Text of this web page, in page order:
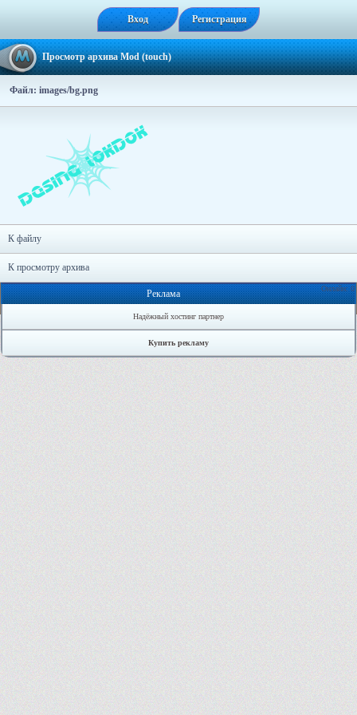
Вход Регистрация
Просмотр архива Mod (touch)
Файл: images/bg.png
К файлу
К просмотру архива
Онлайн: 0
Реклама
Надёжный хостинг партнер
Купить рекламу